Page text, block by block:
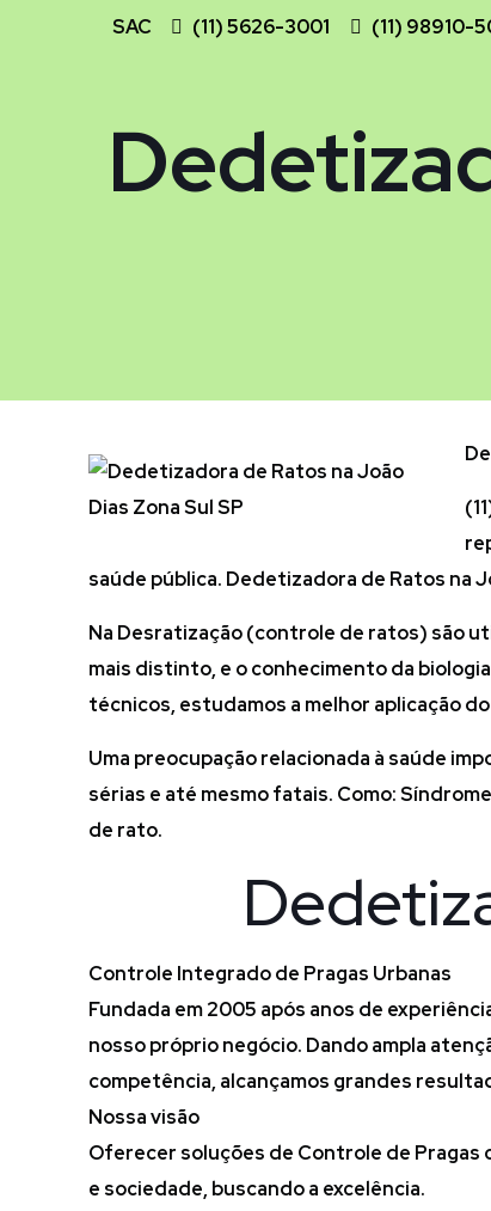
SAC (11) 5626-3001 (11) 98910-
saúde pública. Dedetizadora de Ratos na
Na Desratização (controle de ratos) são
mais distinto, e o conhecimento da
técnicos, estudamos a melhor aplicação
Uma preocupação relacionada à saúde
sérias e até mesmo fatais. Como:
de rato.
Controle Integrado de Pragas Urbanas
Fundada em 2005 após anos de
nosso próprio negócio. Dando ampla
competência, alcançamos grandes
Nossa visão
Oferecer soluções de Controle de Pragas
e sociedade, buscando a excelência.